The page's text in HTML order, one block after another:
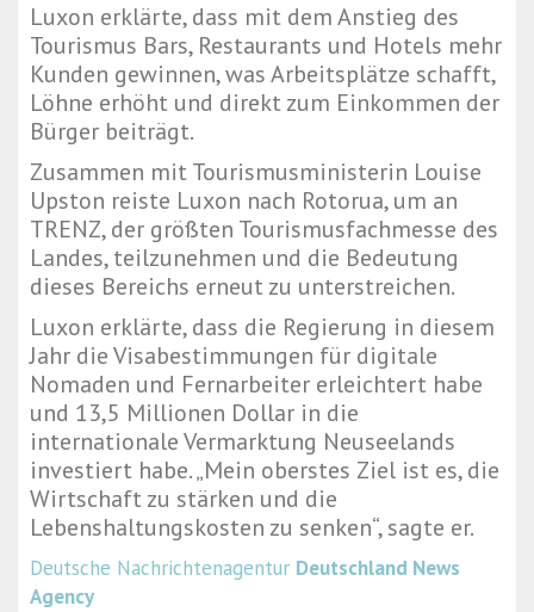
Luxon erklärte, dass mit dem Anstieg des
Tourismus Bars, Restaurants und Hotels mehr
Kunden gewinnen, was Arbeitsplätze schafft,
Löhne erhöht und direkt zum Einkommen der
Bürger beiträgt.
Zusammen mit Tourismusministerin Louise
Upston reiste Luxon nach Rotorua, um an
TRENZ, der größten Tourismusfachmesse des
Landes, teilzunehmen und die Bedeutung
dieses Bereichs erneut zu unterstreichen.
Luxon erklärte, dass die Regierung in diesem
Jahr die Visabestimmungen für digitale
Nomaden und Fernarbeiter erleichtert habe
und 13,5 Millionen Dollar in die
internationale Vermarktung Neuseelands
investiert habe. „Mein oberstes Ziel ist es, die
Wirtschaft zu stärken und die
Lebenshaltungskosten zu senken“, sagte er.
Deutsche Nachrichtenagentur Deutschland News
Agency